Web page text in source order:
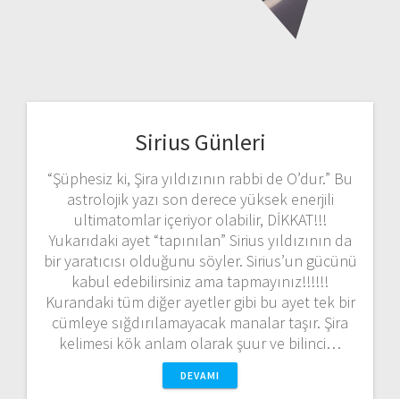
Sirius Günleri
“Şüphesiz ki, Şira yıldızının rabbi de O’dur.” Bu
astrolojik yazı son derece yüksek enerjili
ultimatomlar içeriyor olabilir, DİKKAT!!!
Yukarıdaki ayet “tapınılan” Sirius yıldızının da
bir yaratıcısı olduğunu söyler. Sirius’un gücünü
kabul edebilirsiniz ama tapmayınız!!!!!!
Kurandaki tüm diğer ayetler gibi bu ayet tek bir
cümleye sığdırılamayacak manalar taşır. Şira
kelimesi kök anlam olarak şuur ve bilinci…
DEVAMI